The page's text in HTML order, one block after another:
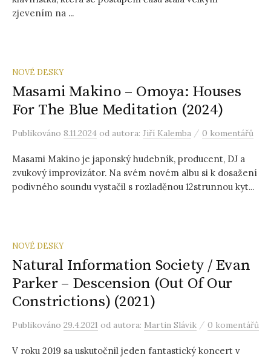
zjevením na ...
NOVÉ DESKY
Masami Makino – Omoya: Houses
For The Blue Meditation (2024)
Publikováno 8.11.2024 od autora: Jiří Kalemba / 0 komentářů
Masami Makino je japonský hudebník, producent, DJ a
zvukový improvizátor. Na svém novém albu si k dosažení
podivného soundu vystačil s rozladěnou 12strunnou kyt...
NOVÉ DESKY
Natural Information Society / Evan
Parker – Descension (Out Of Our
Constrictions) (2021)
Publikováno 29.4.2021 od autora: Martin Slávik / 0 komentářů
V roku 2019 sa uskutočnil jeden fantastický koncert v